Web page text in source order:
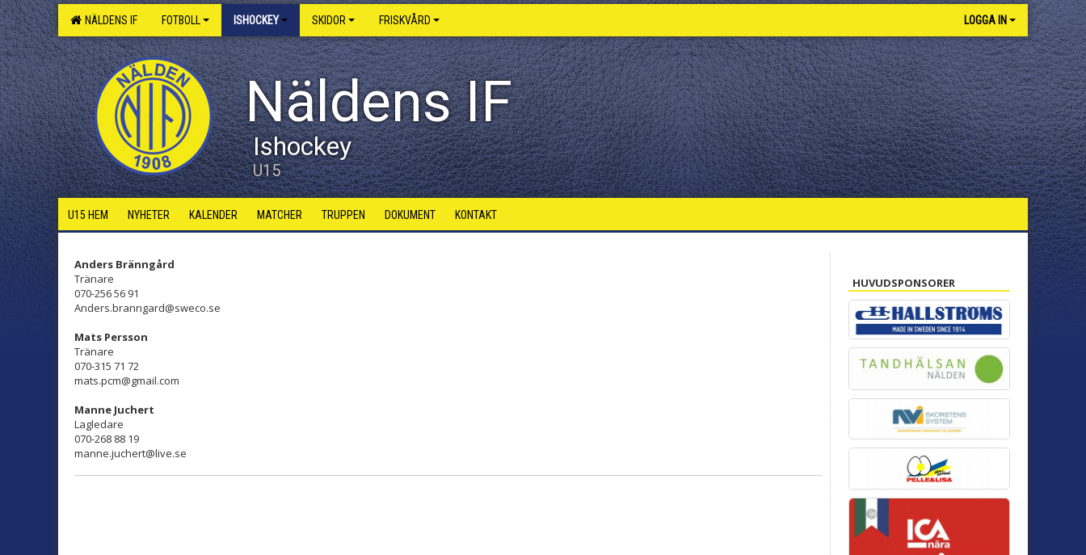
NÄLDENS IF FOTBOLL ISHOCKEY SKIDOR FRISKVÅRD LOGGA IN
Näldens IF
Ishockey
U15
U15 HEM NYHETER KALENDER MATCHER TRUPPEN DOKUMENT KONTAKT
Anders Bränngård
Tränare
070-256 56 91
Anders.branngard@sweco.se
Mats Persson
Tränare
070-315 71 72
mats.pcm@gmail.com
Manne Juchert
Lagledare
070-268 88 19
manne.juchert@live.se
HUVUDSPONSORER